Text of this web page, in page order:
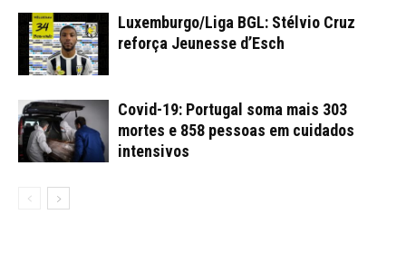
Luxemburgo/Liga BGL: Stélvio Cruz
reforça Jeunesse d’Esch
Covid-19: Portugal soma mais 303
mortes e 858 pessoas em cuidados
intensivos